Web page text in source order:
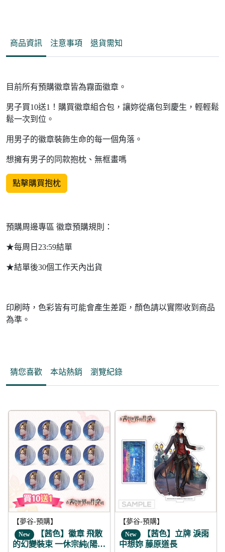
商品資訊 注意事項 退貨需知
目前所有預購徽章皆為霧面徽章。
男子買10送1！購買徽章組合包，讓妳從痛包到慶生，輕輕鬆
鬆一次到位。
用男子的徽章裝飾生命的每一個角落。
想擁有男子的同款抱枕、無框畫嗎
點擊購買抱枕
預購周邊專區 徽章預購規則：
★每周日23:59結單
★結單後30個工作天內出貨
印刷時，色彩皆有可能會產生差距，顏色請以實際收到商品
為準。
猜您喜歡 本站熱銷 瀏覽紀錄
【夢谷-預購】
New 【茜色】徽章 飛散
的幻變裝束 一休宗純(陽
【夢谷-預購】
New 【茜色】立牌 淚雨
中想妳 藤原道長